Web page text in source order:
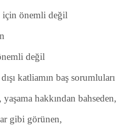
için önemli değil
değil
katliamın baş
hakkından bahseden,
gibi görünen,